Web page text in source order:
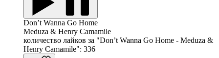
Don’t Wanna Go Home
Meduza & Henry Camamile
количество лайков за "Don’t Wanna Go Home - Meduza &
Henry Camamile": 336